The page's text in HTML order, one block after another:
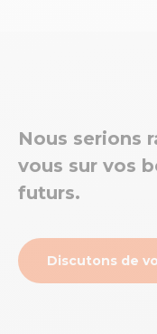
Nous serions
vous sur vos
futurs.
Discutons de